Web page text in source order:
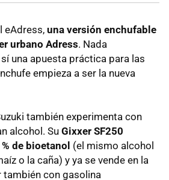
eAdress,una versión enchufable
urbano Adress. Nada
una apuesta práctica para las
empieza a ser la nueva
también experimenta con
alcohol. Su Gixxer SF250
de bioetanol (el mismo alcohol
o la caña) y ya se vende en la
también con gasolina